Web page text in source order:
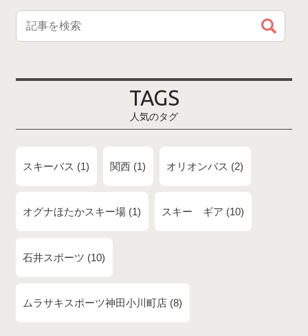
TAGS
人気のタグ
スキーバス 1 関西 1 オリオンバス 2
オグナほたかスキー場 1 スキー ギア 10
石井スポーツ 10
ムラサキスポーツ神田小川町店 8